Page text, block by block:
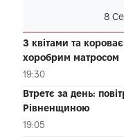
8
З квітами та
хоробрим матросом
19:30
Втретє за день:
Рівненщиною
19:05